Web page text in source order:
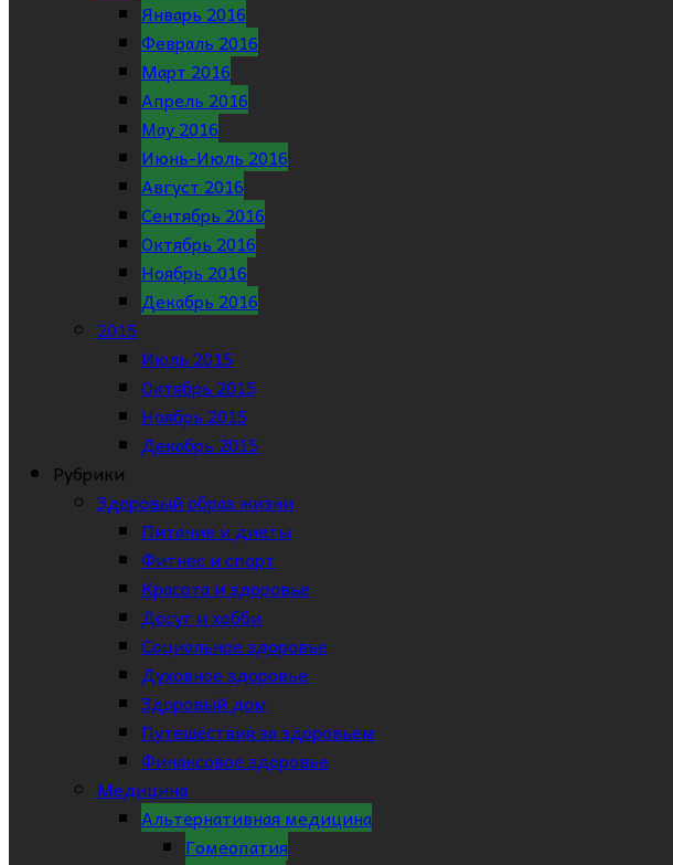
Январь 2016
Февраль 2016
Март 2016
Апрель 2016
May 2016
Июнь-Июль 2016
Август 2016
Сентябрь 2016
Октябрь 2016
Ноябрь 2016
Декабрь 2016
2015
Июль 2015
Октябрь 2015
Ноябрь 2015
Декабрь 2015
Рубрики
Здоровый образ жизни
Питание и диеты
Фитнес и спорт
Красота и здоровье
Досуг и хобби
Социальное здоровье
Духовное здоровье
Здоровый дом
Путешествия за здоровьем
Финансовое здоровье
Медицина
Альтернативная медицина
Гомеопатия